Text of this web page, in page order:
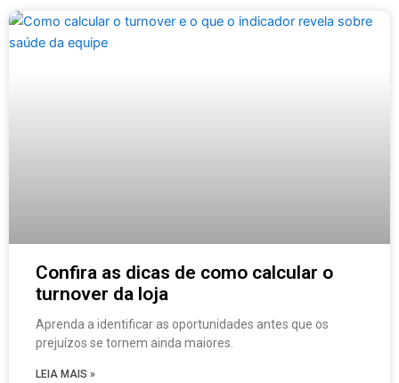
Confira as dicas de como calcular o
turnover da loja
Aprenda a identificar as oportunidades antes que os
prejuízos se tornem ainda maiores.
LEIA MAIS »